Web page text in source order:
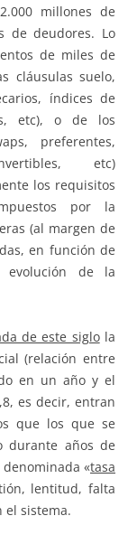
millones de
de deudores. Lo
de miles de
cláusulas suelo,
índices de
etc), o de los
preferentes,
etc)
los requisitos
por la
(al margen de
en función de
de la
de este siglola
(relación entre
en un año y el
es decir, entran
que los que se
durante años de
«tasa
lentitud, falta
el sistema.